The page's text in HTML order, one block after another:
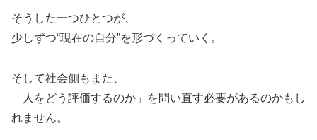
そうした一つひとつが、
少しずつ“現在の自分”を形づくっていく。
そして社会側もまた、
「人をどう評価するのか」を問い直す必要があるのかもし
れません。